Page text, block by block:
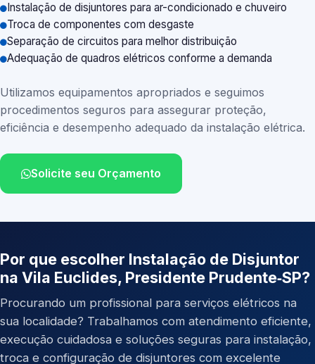
Instalação de disjuntores para ar-condicionado e chuveiro
Troca de componentes com desgaste
Separação de circuitos para melhor distribuição
Adequação de quadros elétricos conforme a demanda
Utilizamos equipamentos apropriados e seguimos
procedimentos seguros para assegurar proteção,
eficiência e desempenho adequado da instalação elétrica.
Solicite seu Orçamento
Por que escolher Instalação de Disjuntor
na Vila Euclides, Presidente Prudente‑SP?
Procurando um profissional para serviços elétricos na
sua localidade? Trabalhamos com atendimento eficiente,
execução cuidadosa e soluções seguras para instalação,
troca e configuração de disjuntores com excelente